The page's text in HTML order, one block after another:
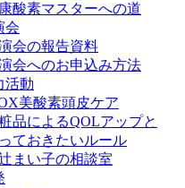
酸素マスターへの道
会
会の報告資料
会へのお申込み方法
活動
美酸素頭皮ケア
品によるQOLアップと
ておきたいルール
まい子の相談室